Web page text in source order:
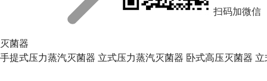
灭菌器
手提式压力蒸汽灭菌器 立式压力蒸汽灭菌器 卧式高压灭菌器 立
扫码加微信